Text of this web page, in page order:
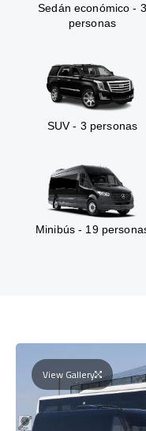
Sedán económico - 3
personas
SUV - 3 personas
Minibús - 19
View Gallery